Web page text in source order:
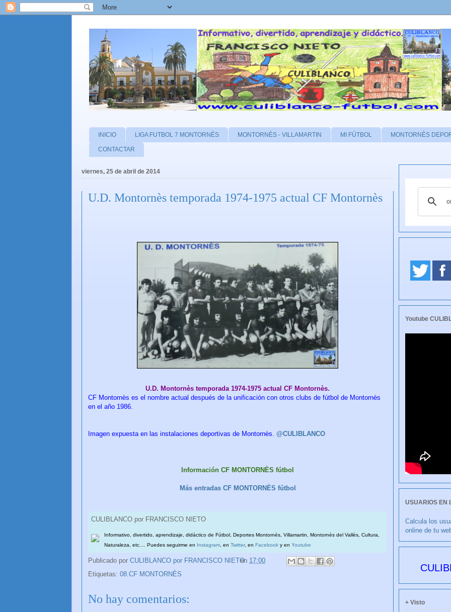
INICIO LIGA FUTBOL 7 MONTORNÈS MONTORNÈS - VILLAMARTIN MI FÚTBOL MONTORNÈS
CONTACTAR
viernes, 25 de abril de 2014
U.D. Montornès temporada 1974-1975 actual CF Montornès
U.D. Montornès temporada 1974-1975 actual CF Montornès.
CF Montornès es el nombre actual después de la unificación con otros clubs de fútbol de Montornès
en el año 1986.
Imagen expuesta en las instalaciones deportivas de Montornès. @CULIBLANCO
Información CF MONTORNÈS fútbol
Más entradas CF MONTORNÈS fútbol
CULIBLANCO por FRANCISCO NIETO
Informativo, divertido, aprendizaje, didáctico de Fútbol, Deportes Montornès, Villamartin, Montornès del Vallès, Cultura,
Naturaleza, etc.... Puedes seguirme en
Instagram, en Twitter, en Facebook y en Youtube
Publicado por CULIBLANCO por FRANCISCO NIETO
en 17:00
Etiquetas: 08.CF MONTORNÈS
No hay comentarios:
Youtube
USUARIOS EN
Calcula los
online de tu
+ Visto